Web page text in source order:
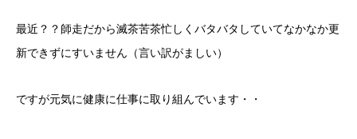
最近？？師走だから滅茶苦茶忙しくバタバタしていてなかなか更
新できずにすいません（言い訳がましい）
ですが元気に健康に仕事に取り組んでいます・・